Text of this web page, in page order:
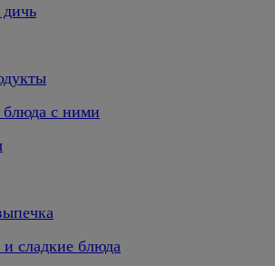
с ними
и сладкие блюда